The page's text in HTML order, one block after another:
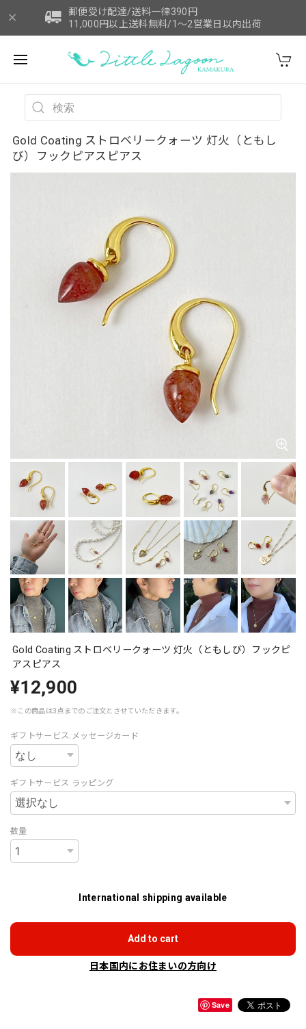
郵便受け配達/送料一律390円
11,000円以上送料無料/1～2営業日以内出荷
Gold Coating ストロベリークォーツ 灯火（ともし
び）フックピアスピアス
Gold Coating ストロベリークォーツ 灯火（ともしび）フックピ
アスピアス
¥12,900
※この商品は3点までのご注文とさせていただきます。
ギフトサービス:メッセージカード
ギフトサービス ラッピング
数量
International shipping available
Add to cart
日本国内にお住まいの方向け
Save